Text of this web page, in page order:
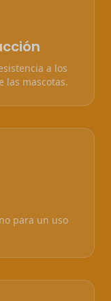
a los
las mascotas.
para un uso